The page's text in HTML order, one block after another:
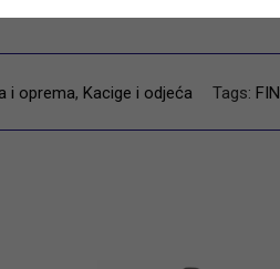
i oprema, Kacige i odjeća Tags: